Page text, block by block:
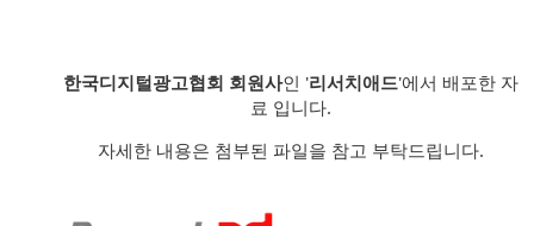
한국디지털광고협회 회원사인 '리서치애드'에서 배포한 자
료 입니다.
자세한 내용은 첨부된 파일을 참고 부탁드립니다.